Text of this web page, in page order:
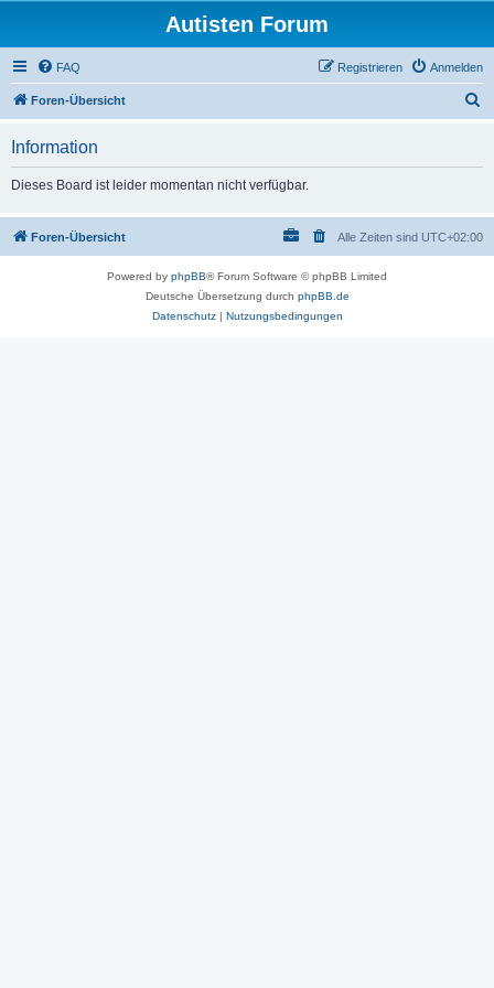
Autisten Forum
FAQ Anmelden
Registrieren
Foren-Übersicht
Information
Dieses Board ist leider momentan nicht verfügbar.
Foren-Übersicht Alle Zeiten sind UTC+02:00
Powered by phpBB® Forum Software © phpBB Limited
Deutsche Übersetzung durch phpBB.de
Datenschutz| Nutzungsbedingungen